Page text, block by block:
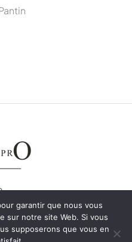
garantir que nous vous
sur notre site Web. Si vous
supposerons que vous en